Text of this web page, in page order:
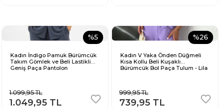
%5
Kadın İndigo Pamuk Bürümcük
Takım Gömlek ve Beli Lastikli
Geniş Paça Pantolon
1.099,95 TL
1.049,95 TL
%26
Kadın V Yaka Önden Düğmeli
Kısa Kollu Beli Kuşaklı
Bürümcük Bol Paça Tulum - Lila
999,95 TL
739,95 TL